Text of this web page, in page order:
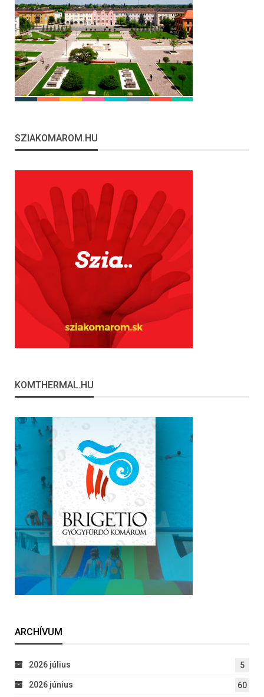
SZIAKOMAROM.HU
KOMTHERMAL.HU
ARCHÍVUM
2026 július 5
2026 június 60